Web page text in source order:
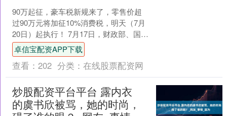
90万起征，豪车税新规来了，零售价超
过90万元将加征10%消费税，明天（7月
20日）起执行！ 7月17日，财政部、国家
税务总局公告，调整超豪华小汽车消费
税政策，....
卓信宝配资APP下载
查看： 202 分类： 在线股票配资网
炒股配资平台平台 露内衣
的虞书欣被骂，她的时尚，